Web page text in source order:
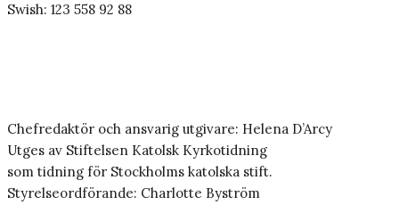
Swish: 123 558 92 88
Chefredaktör och ansvarig utgivare: Helena D’Arcy
Utges av Stiftelsen Katolsk Kyrkotidning
som tidning för Stockholms katolska stift.
Styrelseordförande: Charlotte Byström